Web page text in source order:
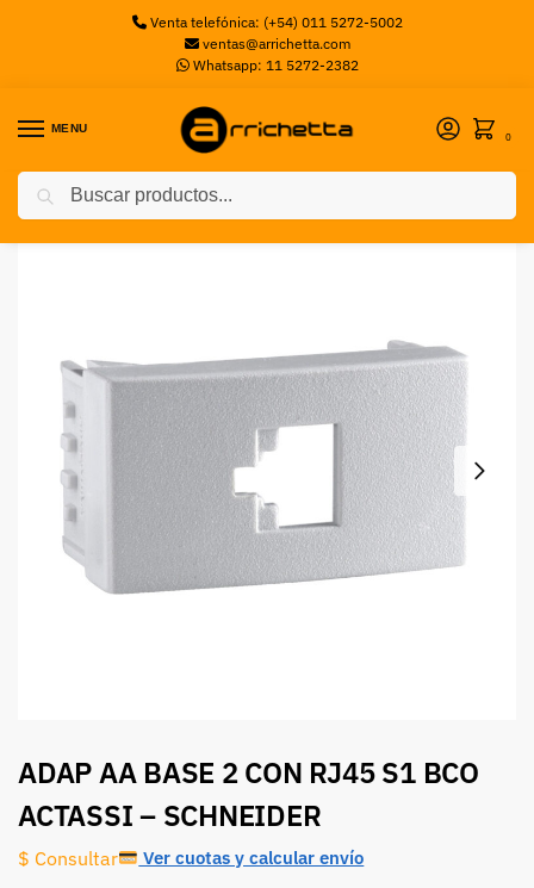
Venta telefónica: (+54) 011 5272-5002
ventas@arrichetta.com
Whatsapp: 11 5272-2382
MENU
0
Inicio Sin categorizar / ADAP AA BASE 2 CON RJ45 S1 BCO ACTASSI – SCHNEIDER
ADAP AA BASE 2 CON RJ45 S1 BCO
ACTASSI – SCHNEIDER
$ Consultar Ver cuotas y calcular envío